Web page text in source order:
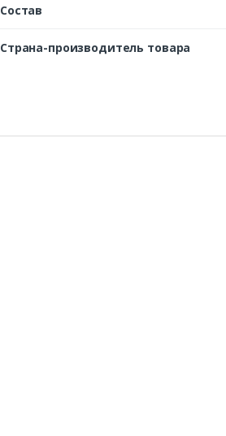
Состав
Страна-производитель товара